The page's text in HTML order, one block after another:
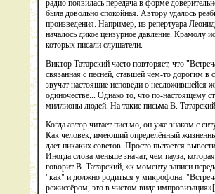
радио появилась передача в форме
была довольно спокойная. Автору удалось
произведения. Например, из репертуара
началось дикое цензурное давление. Крамолу
которых писали слушатели.
Виктор Татарский часто повторяет, что
связанная с песней, ставшей чем-то дорогим в
звучат настоящие исповеди о несложившейся
одиночестве... Однако то, что по-настоящему
миллионы людей. На такие письма В.
Когда автор читает письмо, он уже знаком с
Как человек, имеющий определённый
дает никаких советов. Просто пытается
Иногда слова меньше значат, чем пауза,
говорит В. Татарский, «к моменту записи
"как" и должно родиться у микрофона.
режиссёром, это в чистом виде импровизация»